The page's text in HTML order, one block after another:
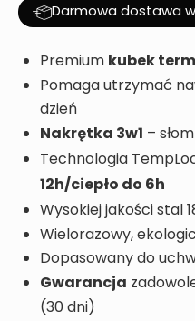
wynosiła:
Darmowa dostawa
Premiumkubek
Pomaga utrzymać
dzień
Nakrętka 3w1 –
Technologia
12h/ciepło do 6h
Wysokiej jakości stal
Wielorazowy,
Dopasowany do
Gwarancja
(30 dni)